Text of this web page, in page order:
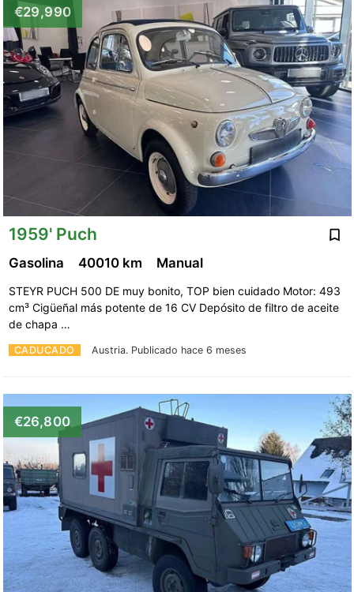
€29,990
1959' Puch
CADUCADO Austria. Publicado hace 6 meses
Gasolina 40010 km Manual
STEYR PUCH 500 DE muy bonito, TOP bien cuidado Motor: 493
cm³ Cigüeñal más potente de 16 CV Depósito de filtro de aceite
de chapa …
€26,800